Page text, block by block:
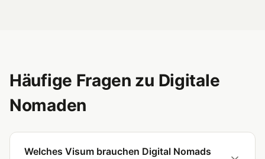
Häufige Fragen zu Digitale
Nomaden
Welches Visum brauchen Digital Nomads